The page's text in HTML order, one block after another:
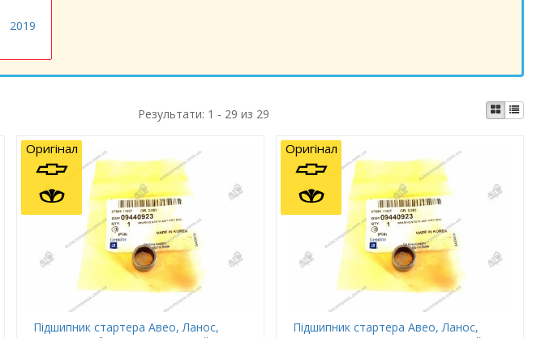
2019
Результати: 1 - 29 из 29
Підшипник стартера Авео, Ланос,
Оригінал
Підшипник стартера Авео, Ланос,
Оригінал